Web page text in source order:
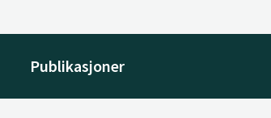
Publikasjoner